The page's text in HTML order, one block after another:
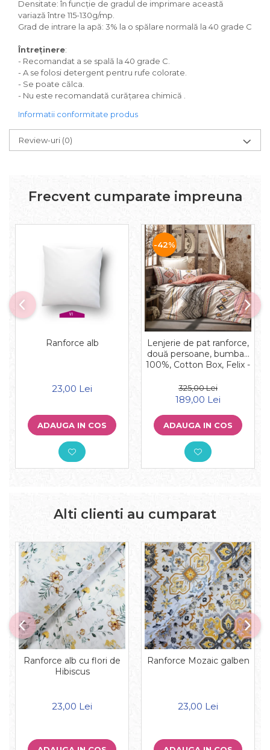
Densitate: în funcție de gradul de imprimare această
variază între 115-130g/mp.
Grad de intrare la apă: 3% la o spălare normală la 40 grade C
Întreținere:
- Recomandat a se spală la 40 grade C.
- A se folosi detergent pentru rufe colorate.
- Se poate călca.
- Nu este recomandată curățarea chimică .
Informatii conformitate produs
Review-uri (0)
Frecvent cumparate impreuna
Ranforce alb
23,00 Lei
ADAUGA IN COS
-42%
Lenjerie de pat ranforce,
două persoane, bumbac
100%, Cotton Box, Felix -
325,00 Lei
189,00 Lei
ADAUGA IN COS
Alti clienti au cumparat
Ranforce alb cu flori de
Hibiscus
23,00 Lei
Ranforce Mozaic galben
23,00 Lei